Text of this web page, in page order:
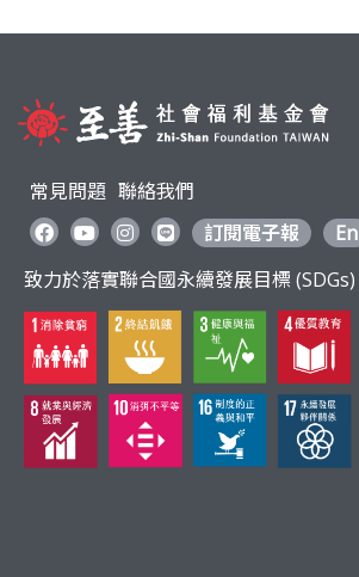
常見問題 聯絡我們
訂閱電子報
En
致力於落實聯合國永續發展目標 (SDGs)